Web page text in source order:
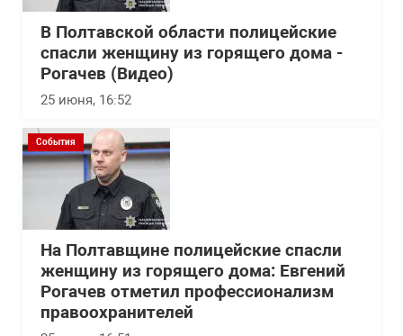
В Полтавской области полицейские
спасли женщину из горящего дома -
Рогачев (Видео)
25 июня, 16:52
События
На Полтавщине полицейские спасли
женщину из горящего дома: Евгений
Рогачев отметил профессионализм
правоохранителей